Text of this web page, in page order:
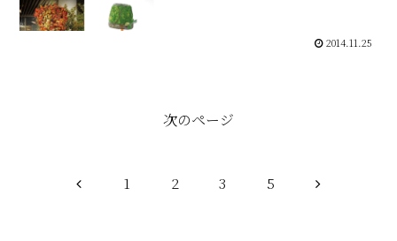
2014.11.25
次のページ
前
1 2 3 5
次